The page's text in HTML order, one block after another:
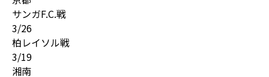
サンガF.C.戦
3/26
柏レイソル戦
3/19
湘南